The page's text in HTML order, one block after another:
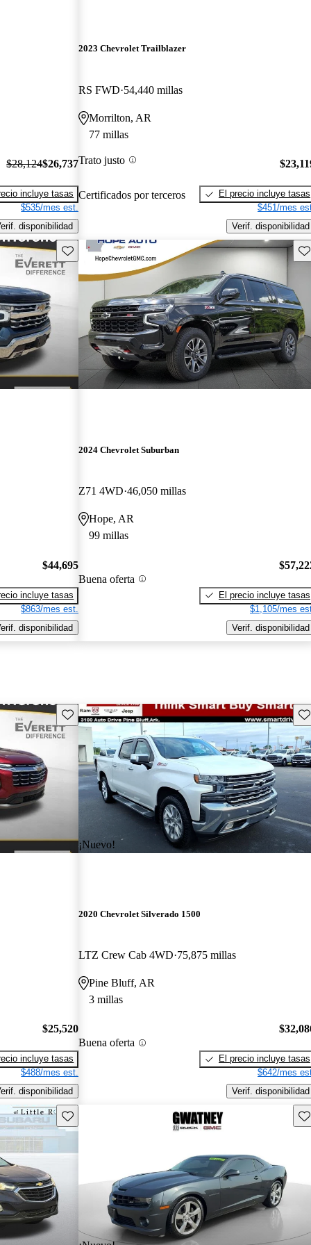
$28,124$26,737
incluye tasas
$535/mes est.
disponibilidad
2023 Chevrolet Trailblazer
RS FWD 54,440 millas
Morrilton, AR
77 millas
Trato justo
Certificados por terceros
El precio incluye tasas
$451/mes
Verif. disponibilidad
Guarda este Aviso
$44,695
incluye tasas
$863/mes est.
disponibilidad
2024 Chevrolet Suburban
Z71 4WD 46,050 millas
Hope, AR
99 millas
Buena oferta
El precio incluye tasas
$1,105/mes
Verif. disponibilidad
Guarda este Aviso
$25,520
incluye tasas
$488/mes est.
disponibilidad
¡Nuevo!
2020 Chevrolet Silverado 1500
LTZ Crew Cab 4WD 75,875 millas
Pine Bluff, AR
3 millas
Buena oferta
El precio incluye tasas
$642/mes
Verif. disponibilidad
Guarda este Aviso